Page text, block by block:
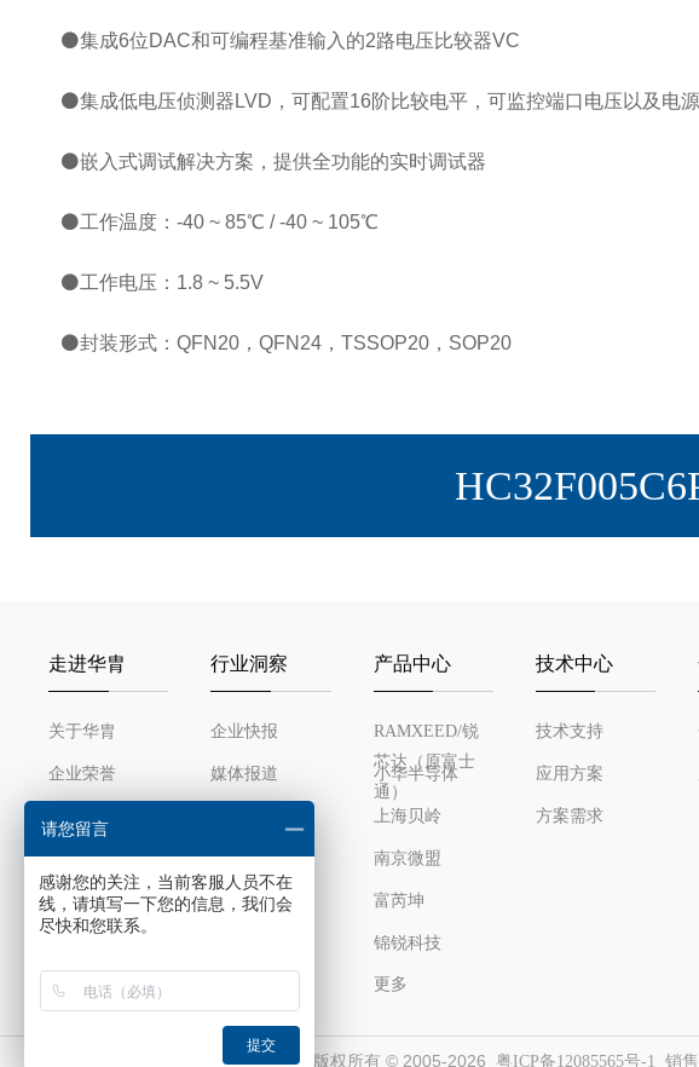
⚫集成6位DAC和可编程基准输入的2路电压比较器VC
⚫集成低电压侦测器LVD，可配置16阶比较电平，可监控端口电压以及电
⚫嵌入式调试解决方案，提供全功能的实时调试器
⚫工作温度：-40 ~ 85℃ / -40 ~ 105℃
⚫工作电压：1.8 ~ 5.5V
⚫封装形式：QFN20，QFN24，TSSOP20，SOP20
走进华胄
关于华胄
企业荣誉
发展历程
组织架构
企业文化
行业洞察
企业快报
媒体报道
产品中心
RAMXEED/锐
芯达（原富士
通）
小华半导体
上海贝岭
南京微盟
富芮坤
锦锐科技
芯感智
更多
技术中心
技术支持
应用方案
方案需求
深圳市华胄科技有限公司 版权所有 © 2005-2026 粤ICP备12085565号-1 销
请您留言
感谢您的关注，当前客服人员不在
线，请填写一下您的信息，我们会
尽快和您联系。
提交